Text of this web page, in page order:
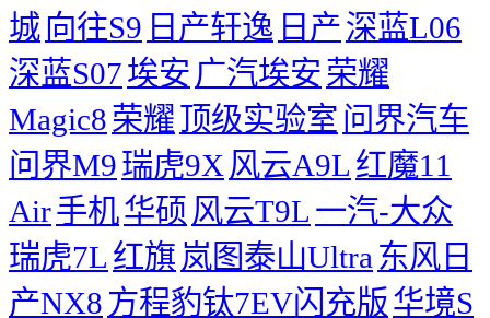
城向往S9 日产轩逸 日产深蓝L06
深蓝S07埃安 广汽埃安荣耀
Magic8荣耀顶级实验室 问界汽车
问界M9瑞虎9X 风云A9L 红魔11
Air手机华硕 风云T9L 一汽-大众
瑞虎7L 红旗 岚图泰山Ultra 东风日
产NX8 方程豹钛7EV闪充版华境S